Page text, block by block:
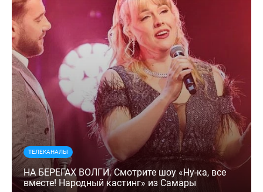
ТЕЛЕКАНАЛЫ
НА БЕРЕГАХ ВОЛГИ. Смотрите шоу «Ну-ка, все
вместе! Народный кастинг» из Самары